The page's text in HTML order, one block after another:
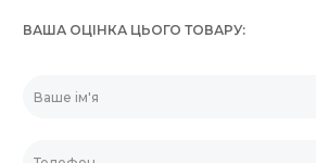
ВАША ОЦІНКА ЦЬОГО ТОВАРУ